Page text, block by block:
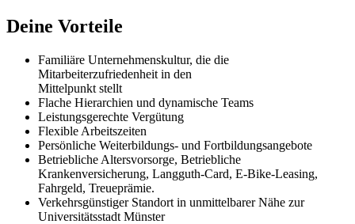
Deine Vorteile
Familiäre Unternehmenskultur, die die
Mitarbeiterzufriedenheit in den
Mittelpunkt stellt
Flache Hierarchien und dynamische Teams
Leistungsgerechte Vergütung
Flexible Arbeitszeiten
Persönliche Weiterbildungs- und Fortbildungsangebote
Betriebliche Altersvorsorge, Betriebliche
Krankenversicherung, Langguth-Card, E-Bike-Leasing,
Fahrgeld, Treueprämie.
Verkehrsgünstiger Standort in unmittelbarer Nähe zur
Universitätsstadt Münster